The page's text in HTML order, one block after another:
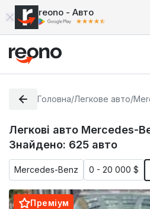
reono - Авто
Головна/Легкове авто/
Легкові авто Mercedes-
Знайдено: 625 авто
Mercedes-Benz 0 - 20 000 $
Преміум